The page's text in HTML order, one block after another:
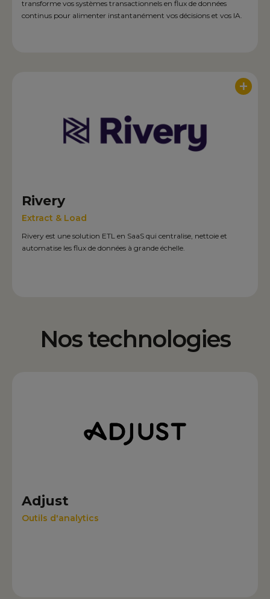
transforme vos systèmes transactionnels en flux de données
continus pour alimenter instantanément vos décisions et vos IA.
+
Rivery
Extract & Load
Rivery est une solution ETL en SaaS qui centralise, nettoie et
automatise les flux de données à grande échelle.
Nos technologies
Adjust
Outils d'analytics